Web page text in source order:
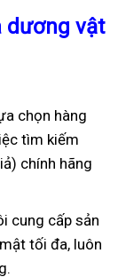
dương vật
chọn hàng
tìm kiếm
chính hãng
cung cấp sản
tối đa, luôn